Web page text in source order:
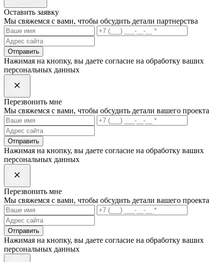
Оставить заявку
Мы свяжемся с вами, чтобы обсудить детали партнерства
Отправить
Нажимая на кнопку, вы даете согласие на обработку ваших
персональных данных
Перезвонить мне
Мы свяжемся с вами, чтобы обсудить детали вашего проекта
Отправить
Нажимая на кнопку, вы даете согласие на обработку ваших
персональных данных
Перезвонить мне
Мы свяжемся с вами, чтобы обсудить детали вашего проекта
Отправить
Нажимая на кнопку, вы даете согласие на обработку ваших
персональных данных